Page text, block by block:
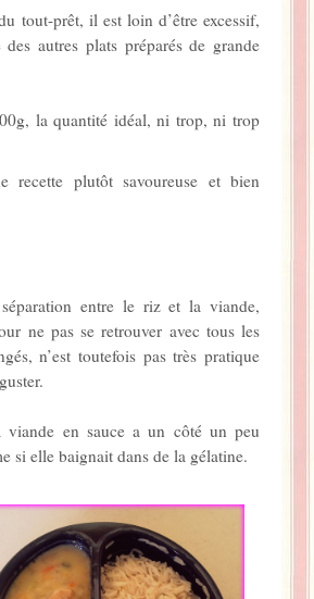
tout-prêt, il est loin d’être excessif,
autres plats préparés de grande
la quantité idéal, ni trop, ni trop
plutôt savoureuse et bien
entre le riz et la viande,
ne pas se retrouver avec tous les
n’est toutefois pas très pratique
en sauce a un côté un peu
si elle baignait dans de la gélatine.